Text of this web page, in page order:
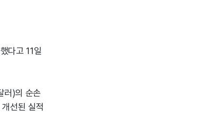
다고 11일
러)의 순손
선된 실적